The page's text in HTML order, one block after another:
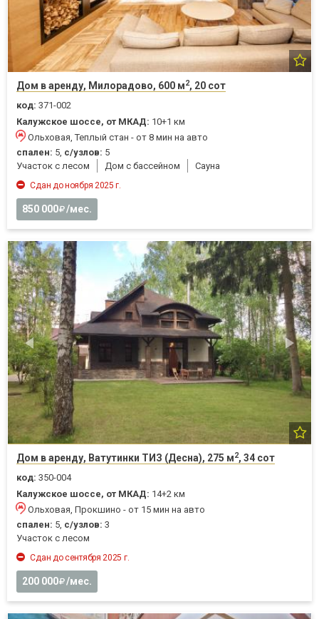
Дом в аренду, Милорадово, 600 м2, 20 сот
код: 371-002
Калужское шоссе, от МКАД: 10+1 км
Ольховая, Теплый стан - от 8 мин на авто
спален: 5, с/узлов: 5
Участок с лесом
Дом с бассейном Cауна
Сдан до ноября 2025 г.
850 000 /мес.
Дом в аренду, Ватутинки ТИЗ (Десна), 275 м2, 34 сот
код: 350-004
Калужское шоссе, от МКАД: 14+2 км
Ольховая, Прокшино - от 15 мин на авто
спален: 5, с/узлов: 3
Участок с лесом
Сдан до сентября 2025 г.
200 000 /мес.